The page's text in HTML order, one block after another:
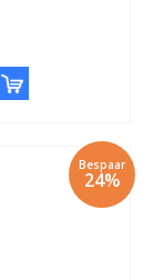
Bespaar
24%